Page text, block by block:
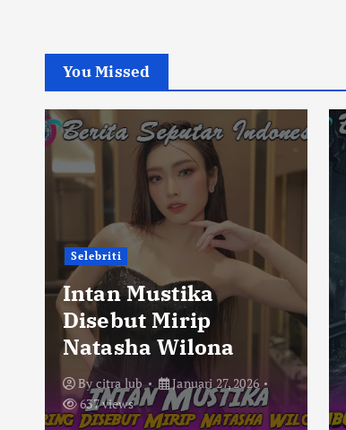
You Missed
Selebriti
Intan Mustika
Disebut Mirip
Natasha Wilona
By citra lub
Januari 27, 2026
637 views